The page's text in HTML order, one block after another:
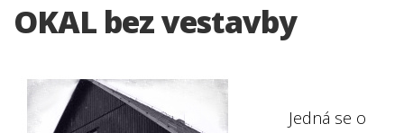
OKAL bez vestavby
Jedná se o